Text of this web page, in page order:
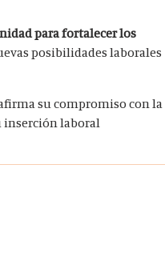
para fortalecer los
posibilidades laborales
su compromiso con la
inserción laboral